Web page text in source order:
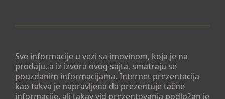
Sve informacije u vezi sa imovinom, koja je na
prodaju, a iz izvora ovog sajta, smatraju se
pouzdanim informacijama. Internet prezentacija
kao takva je napravljena da prezentuje tačne
informacije, ali takav vid prezentovanja podložan je